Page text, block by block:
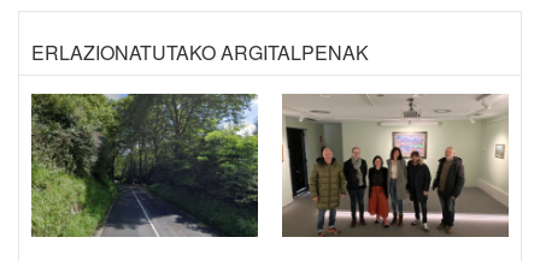
ERLAZIONATUTAKO ARGITALPENAK